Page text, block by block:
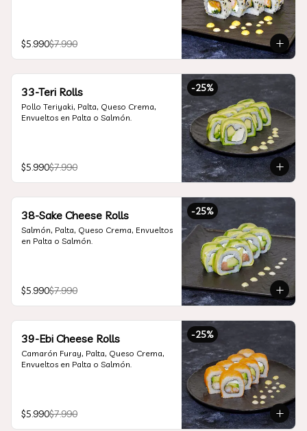
$5.990$7.990
-25%
33-Teri Rolls
Pollo Teriyaki, Palta, Queso Crema,
Envueltos en Palta o Salmón.
$5.990$7.990
-25%
38-Sake Cheese Rolls
Salmón, Palta, Queso Crema, Envueltos
en Palta o Salmón.
$5.990$7.990
-25%
39-Ebi Cheese Rolls
Camarón Furay, Palta, Queso Crema,
Envueltos en Palta o Salmón.
$5.990$7.990